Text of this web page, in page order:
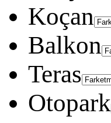
Koçan
Balkon
Teras
Otopark